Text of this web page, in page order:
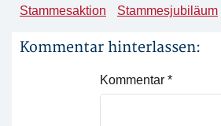
Stammesaktion
Stammesjubiläum
Kommentar hinterlassen:
Kommentar *